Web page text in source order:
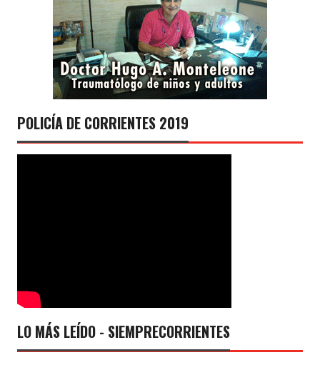
POLICÍA DE CORRIENTES 2019
LO MÁS LEÍDO - SIEMPRECORRIENTES